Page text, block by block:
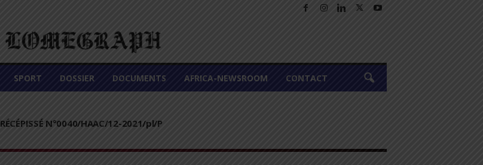
SPORT DOSSIER DOCUMENTS AFRICA-NEWSROOM CONTACT
RÉCÉPISSÉ N°0040/HAAC/12-2021/pl/P